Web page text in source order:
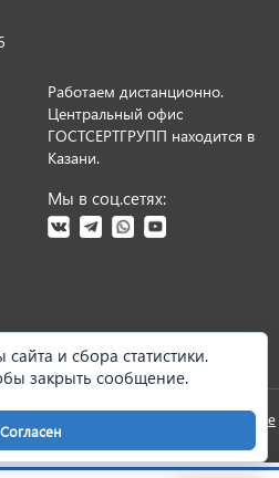
Работаем дистанционно.
Центральный офис
ГОСТСЕРТГРУПП находится в
Казани.
Мы в соц.сетях:
Карта сайта
Настройки cookie
и сбора статистики.
закрыть сообщение.
Согласен